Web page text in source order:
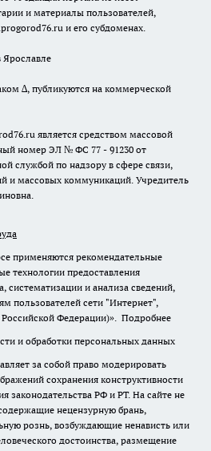
и материалы пользователей,
и его субдоменах.
Ярославле
∆, публикуются на коммерческой
является средством массовой
номер ЭЛ № ФС 77 - 91230 от
службой по надзору в сфере связи,
и массовых коммуникаций. Учредитель
применяются рекомендательные
технологии предоставления
систематизации и анализа сведений,
пользователей сети "Интернет",
Федерации)». Подробнее
и обработки персональных данных
за собой право модерировать
сохранения конструктивности
законодательства РФ и РТ. На сайте не
нецензурную брань,
рознь, возбуждающие ненависть или
достоинства, размещение